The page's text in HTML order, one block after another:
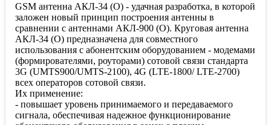
GSM антенна АКЛ-34 (О) - удачная разработка, в которой
заложен новый принцип построения антенны в
сравнении с антеннами АКЛ-900 (О). Круговая антенна
АКЛ-34 (О) предназначена для совместного
использования с абонентским оборудованием - модемами
(формирователями, роуторами) сотовой связи стандарта
3G (UMTS900/UMTS-2100), 4G (LTE-1800/ LTE-2700)
всех операторов сотовой связи.
Их применение:
- повышает уровень принимаемого и передаваемого
сигнала, обеспечивая надежное функционирование